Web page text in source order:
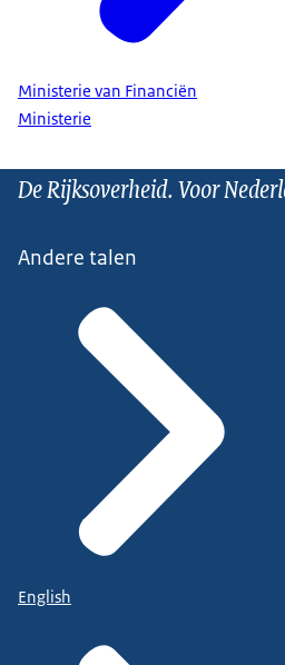
Ministerie van Financiën
Ministerie
De Rijksoverheid. Voor
Andere talen
English